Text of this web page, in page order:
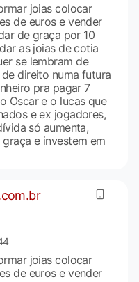
joias colocar
de euros e vender
de graça por 10
as joias de cotia
se lembram de
direito numa futura
pra pagar 7
Oscar e o lucas que
e ex jogadores,
só aumenta,
e investem em
joias colocar
de euros e vender